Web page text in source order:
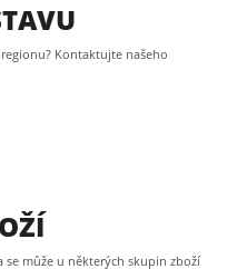
Kontaktujte našeho
může u některých skupin zboží